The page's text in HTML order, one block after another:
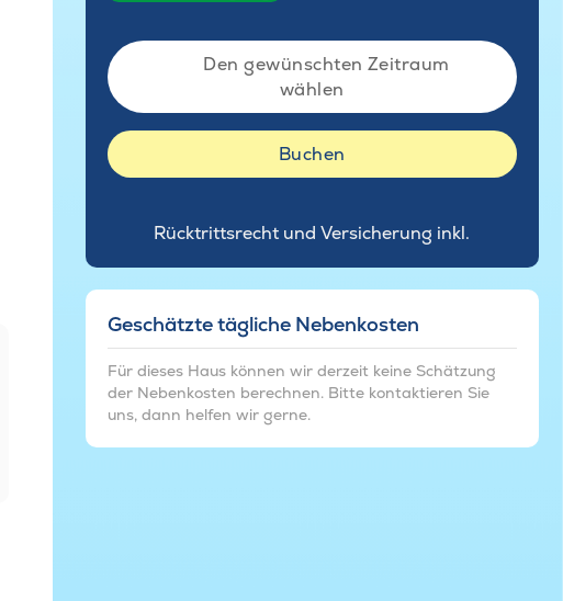
Den gewünschten Zeitraum
wählen
Buchen
Rücktrittsrecht und Versicherung inkl.
Geschätzte tägliche Nebenkosten
Für dieses Haus können wir derzeit keine Schätzung
der Nebenkosten berechnen. Bitte kontaktieren Sie
uns, dann helfen wir gerne.